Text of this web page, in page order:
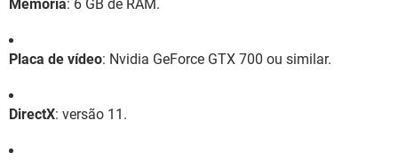
Memória: 6 GB de RAM.
Placa de vídeo: Nvidia GeForce GTX 700 ou similar.
DirectX: versão 11.